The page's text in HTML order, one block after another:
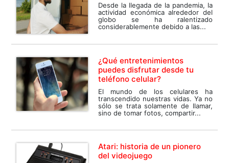
Desde la llegada de la pandemia, la
actividad económica alrededor del
globo se ha ralentizado
considerablemente debido a las...
¿Qué entretenimientos
puedes disfrutar desde tu
teléfono celular?
El mundo de los celulares ha
transcendido nuestras vidas. Ya no
sólo se trata solamente de llamar,
sino de tomar fotos, compartir...
Atari: historia de un pionero
del videojuego